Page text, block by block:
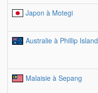
Japon à Motegi
Australie à Phillip Island
Malaisie à Sepang